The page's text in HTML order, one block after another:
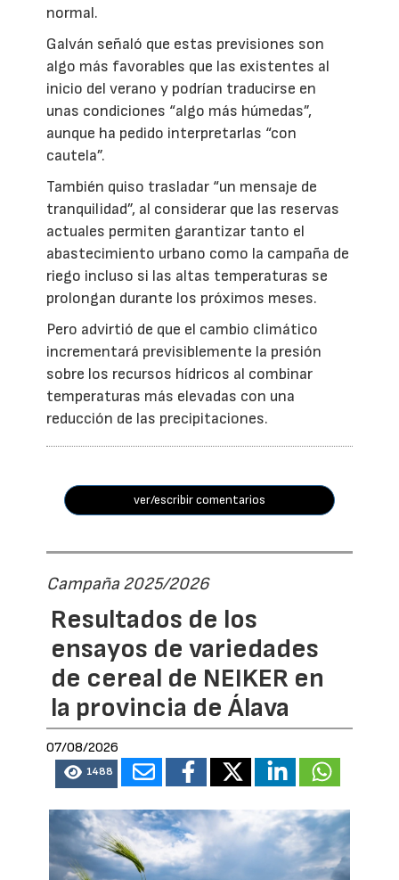
normal.
Galván señaló que estas previsiones son
algo más favorables que las existentes al
inicio del verano y podrían traducirse en
unas condiciones “algo más húmedas”,
aunque ha pedido interpretarlas “con
cautela”.
También quiso trasladar “un mensaje de
tranquilidad”, al considerar que las reservas
actuales permiten garantizar tanto el
abastecimiento urbano como la campaña de
riego incluso si las altas temperaturas se
prolongan durante los próximos meses.
Pero advirtió de que el cambio climático
incrementará previsiblemente la presión
sobre los recursos hídricos al combinar
temperaturas más elevadas con una
reducción de las precipitaciones.
ver/escribir comentarios
Campaña 2025/2026
Resultados de los
ensayos de variedades
de cereal de NEIKER en
la provincia de Álava
07/08/2026
1488